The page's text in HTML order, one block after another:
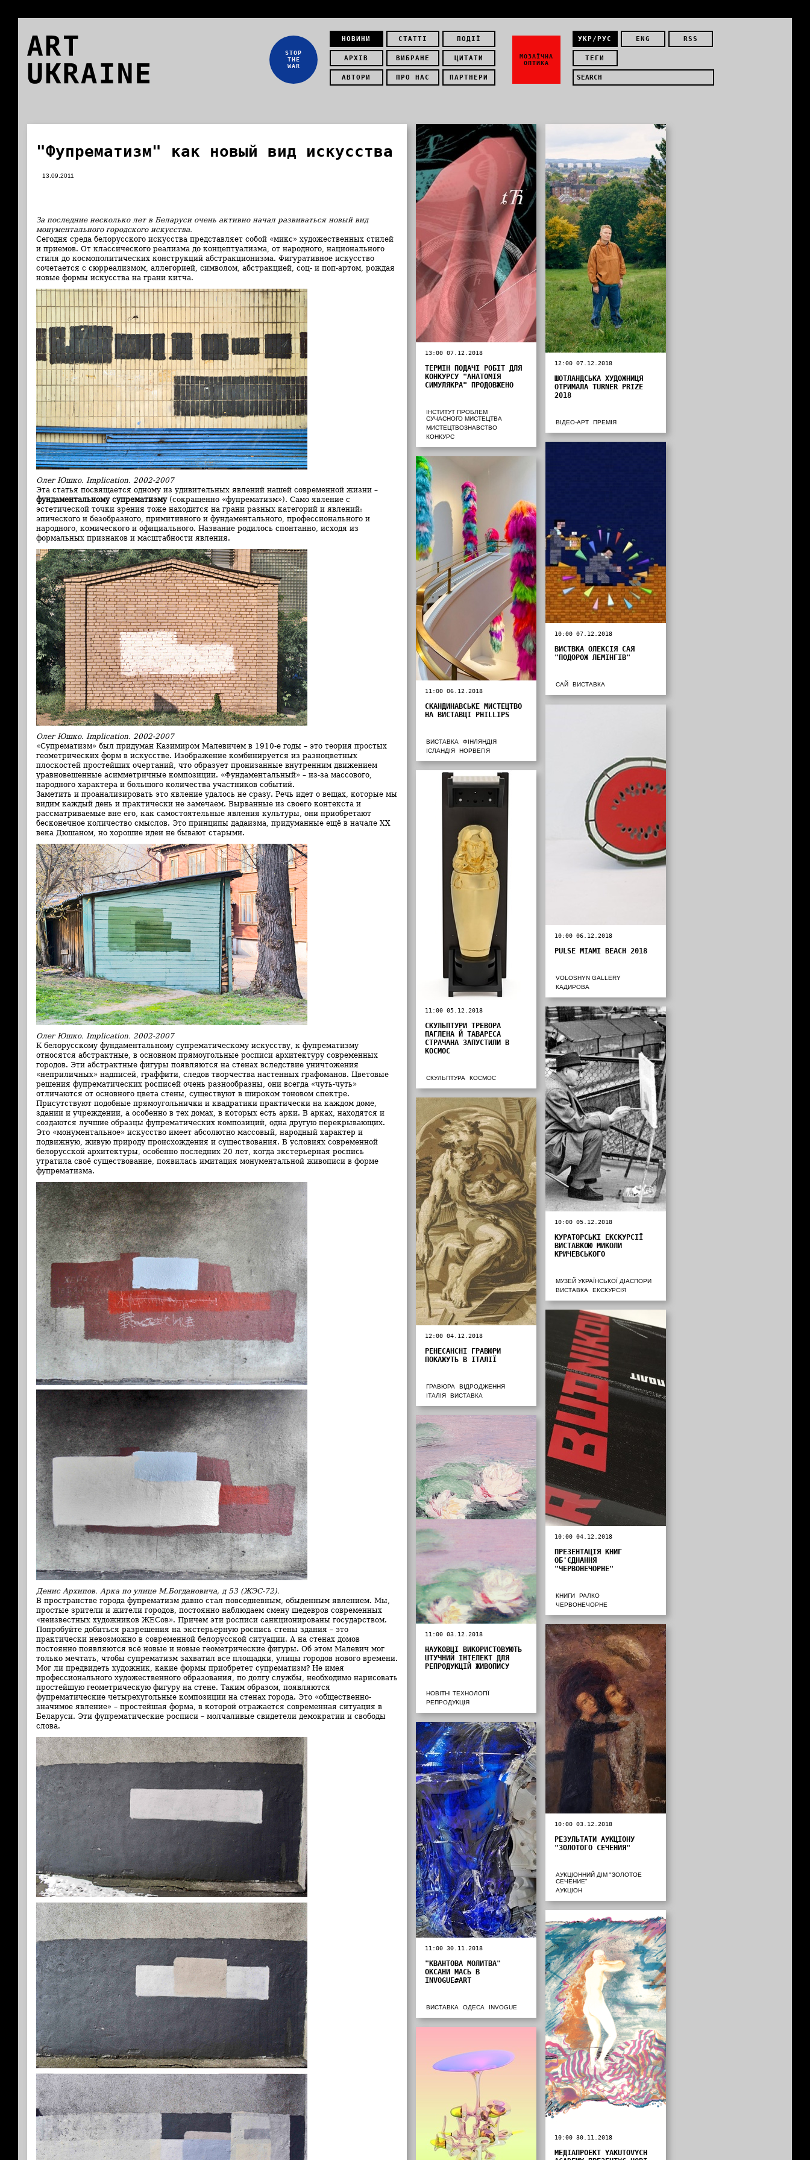
ART
UKRAINE
НОВИНИ СТАТТІ ПОДІЇ
АРХІВ ВИБРАНЕ ЦИТАТИ
АВТОРИ ПРО НАС ПАРТНЕРИ
STOP
THE
WAR
УКР/РУС ENG RSS
ТЕГИ
МОЗАЇЧНА
ОПТИКА
"Фупрематизм" как новый вид искусства
13.09.2011
За последние несколько лет в Беларуси очень активно начал развиваться новый вид
монументального городского искусства.
Сегодня среда белорусского искусства представляет собой «микс» художественных стилей
и приемов. От классического реализма до концептуализма, от народного, национального
стиля до космополитических конструкций абстракционизма. Фигуративное искусство
сочетается с сюрреализмом, аллегорией, символом, абстракцией, соц- и поп-артом, рождая
новые формы искусства на грани китча.
Олег Юшко. Implication. 2002-2007
Эта статья посвящается одному из удивительных явлений нашей современной жизни –
фундаментальному супрематизму(сокращенно «фупрематизм»). Само явление с
эстетической точки зрения тоже находится на грани разных категорий и явлений:
эпического и безобразного, примитивного и фундаментального, профессионального и
народного, комического и официального. Название родилось спонтанно, исходя из
формальных признаков и масштабности явления.
Олег Юшко. Implication. 2002-2007
«Супрематизм» был придуман Казимиром Малевичем в 1910-е годы – это теория простых
геометрических форм в искусстве. Изображение комбинируется из разноцветных
плоскостей простейших очертаний, что образует пронизанные внутренним движением
уравновешенные асимметричные композиции. «Фундаментальный» – из-за массового,
народного характера и большого количества участников событий.
Заметить и проанализировать это явление удалось не сразу. Речь идет о вещах, которые мы
видим каждый день и практически не замечаем. Вырванные из своего контекста и
рассматриваемые вне его, как самостоятельные явления культуры, они приобретают
бесконечное количество смыслов. Это принципы дадаизма, придуманные ещё в начале ХХ
века Дюшаном, но хорошие идеи не бывают старыми.
Олег Юшко. Implication. 2002-2007
К белорусскому фундаментальному супрематическому искусству, к фупрематизму
относятся абстрактные, в основном прямоугольные росписи архитектуру современных
городов. Эти абстрактные фигуры появляются на стенах вследствие уничтожения
«неприличных» надписей, граффити, следов творчества настенных графоманов. Цветовые
решения фупрематических росписей очень разнообразны, они всегда «чуть-чуть»
отличаются от основного цвета стены, существуют в широком тоновом спектре.
Присутствуют подобные прямоугольнички и квадратики практически на каждом доме,
здании и учреждении, а особенно в тех домах, в которых есть арки. В арках, находятся и
создаются лучшие образцы фупрематических композиций, одна другую перекрывающих.
Это «монументальное» искусство имеет абсолютно массовый, народный характер и
подвижную, живую природу происхождения и существования. В условиях современной
белорусской архитектуры, особенно последних 20 лет, когда экстерьерная роспись
утратила своё существование, появилась имитация монументальной живописи в форме
фупрематизма.
Денис Архипов. Арка по улице М.Богдановича, д 53 (ЖЭС-72).
В пространстве города фупрематизм давно стал повседневным, обыденным явлением. Мы,
простые зрители и жители городов, постоянно наблюдаем смену шедевров современных
«неизвестных художников ЖЕСов». Причем эти росписи санкционированы государством.
Попробуйте добиться разрешения на экстерьерную роспись стены здания – это
практически невозможно в современной белорусской ситуации. А на стенах домов
постоянно появляются всё новые и новые геометрические фигуры. Об этом Малевич мог
только мечтать, чтобы супрематизм захватил все площадки, улицы городов нового времени.
Мог ли предвидеть художник, какие формы приобретет супрематизм? Не имея
профессионального художественного образования, по долгу службы, необходимо нарисовать
простейшую геометрическую фигуру на стене. Таким образом, появляются
фупрематические четырехугольные композиции на стенах города. Это «общественно-
значимое явление» – простейшая форма, в которой отражается современная ситуация в
Беларуси. Эти фупрематические росписи – молчаливые свидетели демократии и свободы
слова.
13:00 07.12.2018
ТЕРМІН ПОДАЧІ РОБІТ ДЛЯ
КОНКУРСУ "АНАТОМІЯ
СИМУЛЯКРА" ПРОДОВЖЕНО
ІНСТИТУТ ПРОБЛЕМ
СУЧАСНОГО МИСТЕЦТВА
МИСТЕЦТВОЗНАВСТВО
КОНКУРС
12:00 07.12.2018
ШОТЛАНДСЬКА ХУДОЖНИЦЯ
ОТРИМАЛА TURNER PRIZE
2018
ВІДЕО-АРТ ПРЕМІЯ
10:00 07.12.2018
ВИСТВКА ОЛЕКСІЯ САЯ
"ПОДОРОЖ ЛЕМІНГІВ"
САЙ
ВИСТАВКА
11:00 06.12.2018
СКАНДИНАВСЬКЕ МИСТЕЦТВО
НА ВИСТАВЦІ PHILLIPS
ВИСТАВКА
ФІНЛЯНДІЯ
ІСЛАНДІЯ
НОРВЕГІЯ
10:00 06.12.2018
PULSE MIAMI BEACH 2018
VOLOSHYN GALLERY
КАДИРОВА
11:00 05.12.2018
СКУЛЬПТУРИ ТРЕВОРА
ПАГЛЕНА Й ТАВАРЕСА
СТРАЧАНА ЗАПУСТИЛИ В
КОСМОС
СКУЛЬПТУРА КОСМОС
10:00 05.12.2018
КУРАТОРСЬКІ ЕКСКУРСІЇ
ВИСТАВКОЮ МИКОЛИ
КРИЧЕВСЬКОГО
МУЗЕЙ УКРАЇНСЬКОЇ ДІАСПОРИ
ВИСТАВКА
ЕКСКУРСІЯ
12:00 04.12.2018
РЕНЕСАНСНІ ГРАВЮРИ
ПОКАЖУТЬ В ІТАЛІЇ
ГРАВЮРА
ВІДРОДЖЕННЯ
ІТАЛІЯ
ВИСТАВКА
10:00 04.12.2018
ПРЕЗЕНТАЦІЯ КНИГ
ОБ'ЄДНАННЯ
"ЧЕРВОНЕЧОРНЕ"
КНИГИ
РАЛКО
ЧЕРВОНЕЧОРНЕ
11:00 03.12.2018
НАУКОВЦІ ВИКОРИСТОВУЮТЬ
ШТУЧНИЙ ІНТЕЛЕКТ ДЛЯ
РЕПРОДУКЦІЙ ЖИВОПИСУ
НОВІТНІ ТЕХНОЛОГІЇ
РЕПРОДУКЦІЯ
10:00 03.12.2018
РЕЗУЛЬТАТИ АУКЦІОНУ
"ЗОЛОТОГО СЕЧЕНИЯ"
АУКЦІОННИЙ ДІМ "ЗОЛОТОЕ
СЕЧЕНИЕ"
АУКЦІОН
11:00 30.11.2018
"КВАНТОВА МОЛИТВА"
ОКСАНИ МАСЬ В
INVOGUE#ART
ВИСТАВКА ОДЕСА INVOGUE
10:00 30.11.2018
МЕДІАПРОЕКТ YAKUTOVYCH